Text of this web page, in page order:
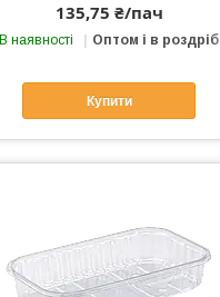
135,75 ₴/пач
В наявності Оптом і в роздріб
Купити